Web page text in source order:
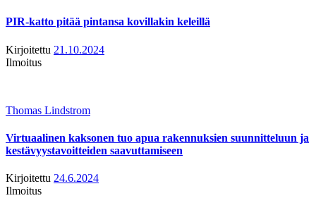
PIR-katto pitää pintansa kovillakin keleillä
Kirjoitettu 21.10.2024
Ilmoitus
Thomas Lindstrom
Virtuaalinen kaksonen tuo apua rakennuksien suunnitteluun ja
kestävyystavoitteiden saavuttamiseen
Kirjoitettu 24.6.2024
Ilmoitus